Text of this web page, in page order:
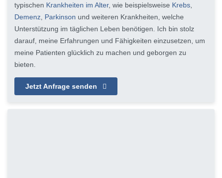
typischen Krankheiten im Alter, wie beispielsweise Krebs
Demenz Parkinson und weiteren Krankheiten, welche
Unterstützung im täglichen Leben benötigen. Ich bin stolz
darauf, meine Erfahrungen und Fähigkeiten einzusetzen, um
meine Patienten glücklich zu machen und geborgen zu
bieten.
Jetzt Anfrage senden